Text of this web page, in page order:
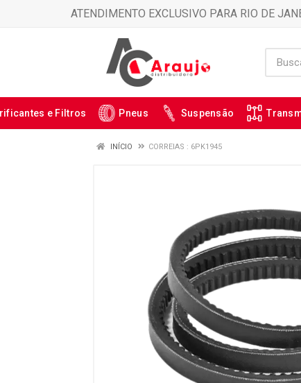
ATENDIMENTO EXCLUSIVO PARA RIO DE
e Filtros Pneus Suspensão
INÍCIO CORREIAS : 6PK1945